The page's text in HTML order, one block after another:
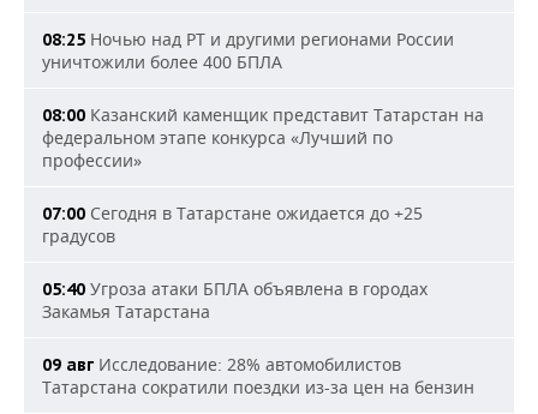
08:25 Ночью над РТ и другими регионами России
уничтожили более 400 БПЛА
08:00 Казанский каменщик представит Татарстан на
федеральном этапе конкурса «Лучший по
профессии»
07:00 Сегодня в Татарстане ожидается до +25
градусов
05:40 Угроза атаки БПЛА объявлена в городах
Закамья Татарстана
09 авг Исследование: 28% автомобилистов
Татарстана сократили поездки из-за цен на бензин